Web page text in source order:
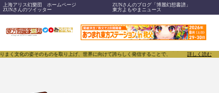
上海アリス幻樂団 ホームページ
ZUNさんのブログ「博麗幻想書譜」
ZUNさんのツイッター
東方よもやまニュース
のものを取り上げ、世界に向けて誇らしく発信することで、東方Projectのみならず「同人文化
詳しく読む